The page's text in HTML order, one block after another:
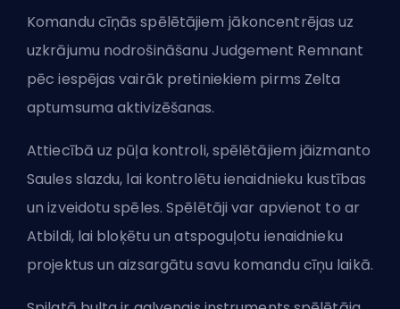
Komandu cīņās spēlētājiem jākoncentrējas uz
uzkrājumu nodrošināšanu Judgement Remnant
pēc iespējas vairāk pretiniekiem pirms Zelta
aptumsuma aktivizēšanas.
Attiecībā uz pūļa kontroli, spēlētājiem jāizmanto
Saules slazdu, lai kontrolētu ienaidnieku kustības
un izveidotu spēles. Spēlētāji var apvienot to ar
Atbildi, lai bloķētu un atspoguļotu ienaidnieku
projektus un aizsargātu savu komandu cīņu laikā.